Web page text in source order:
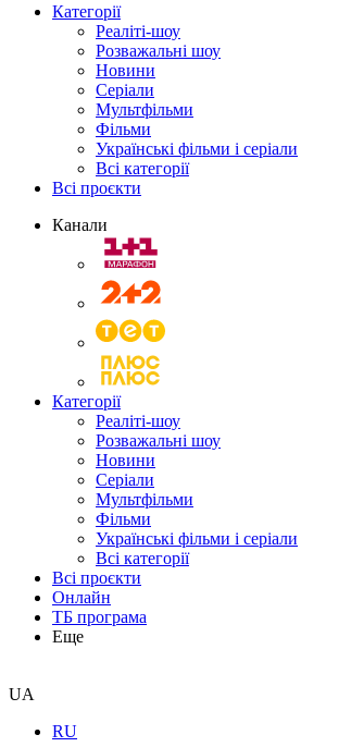
Категорії
Реаліті-шоу
Розважальні шоу
Новини
Серіали
Мультфільми
Фільми
Українські фільми і серіали
Всі категорії
Всі проєкти
Канали
Категорії
Реаліті-шоу
Розважальні шоу
Новини
Серіали
Мультфільми
Фільми
Українські фільми і серіали
Всі категорії
Всі проєкти
Онлайн
ТБ програма
Еще
UA
RU